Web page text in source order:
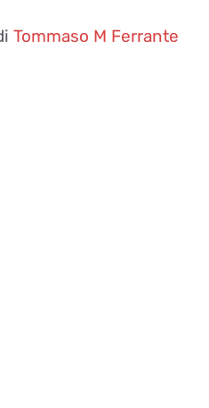
Tommaso M Ferrante